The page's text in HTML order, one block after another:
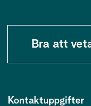
Bra att
Kontaktuppgifter